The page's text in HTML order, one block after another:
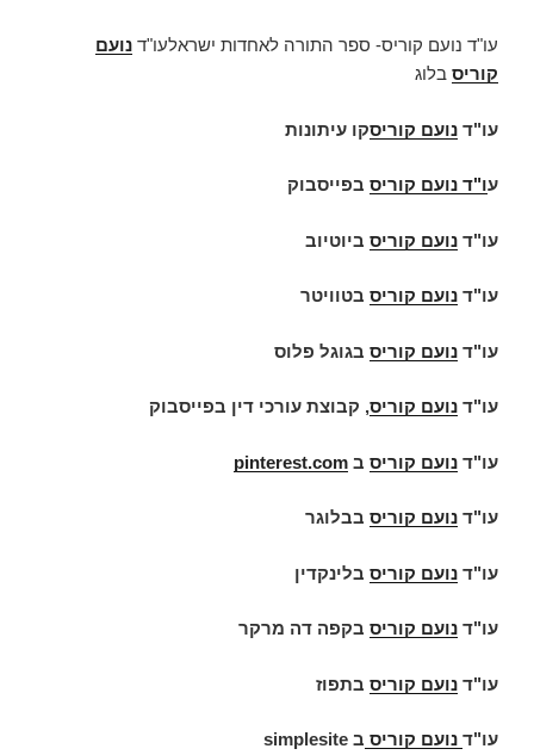
עו"ד נועם קוריס- ספר התורה לאחדות ישראלעו"ד נועם
קוריס בלוג
עו"ד נועם קוריסקו עיתונות
עו"ד נועם קוריס בפייסבוק
עו"ד נועם קוריס ביוטיוב
עו"ד נועם קוריס בטוויטר
עו"ד נועם קוריס בגוגל פלוס
עו"ד נועם קוריס, קבוצת עורכי דין בפייסבוק
עו"ד נועם קוריס ב pinterest.com
עו"ד נועם קוריס בבלוגר
עו"ד נועם קוריס בלינקדין
עו"ד נועם קוריס בקפה דה מרקר
עו"ד נועם קוריס בתפוז
עו"ד נועם קוריס ב simplesite